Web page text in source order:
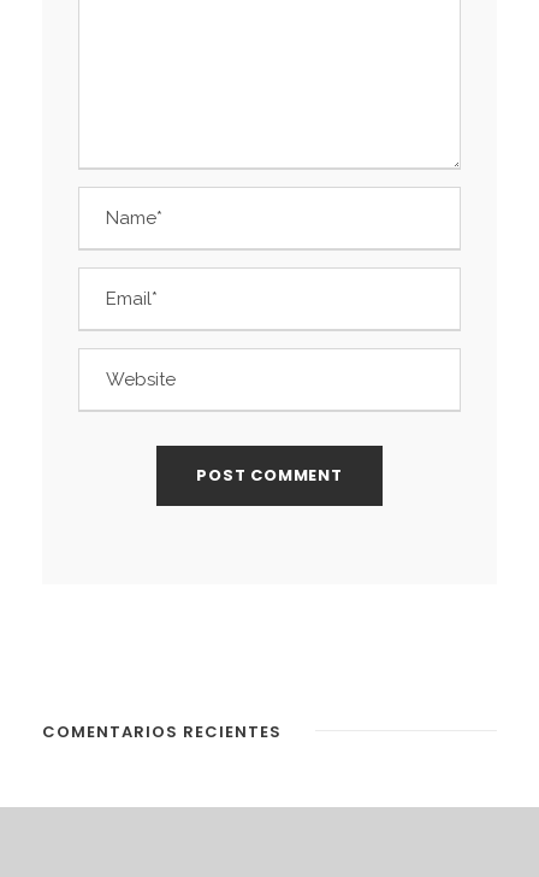
COMENTARIOS RECIENTES